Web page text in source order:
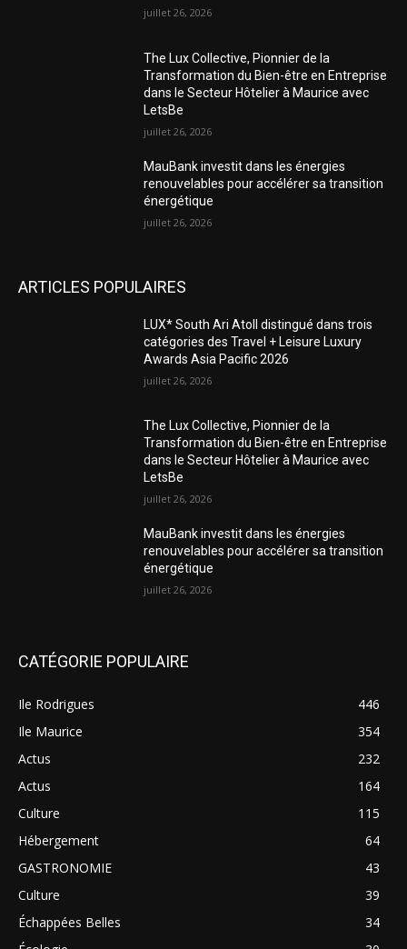
juillet 26, 2026
The Lux Collective, Pionnier de la
Transformation du Bien-être en Entreprise
dans le Secteur Hôtelier à Maurice avec
LetsBe
juillet 26, 2026
MauBank investit dans les énergies
renouvelables pour accélérer sa transition
énergétique
juillet 26, 2026
ARTICLES POPULAIRES
LUX* South Ari Atoll distingué dans trois
catégories des Travel + Leisure Luxury
Awards Asia Pacific 2026
juillet 26, 2026
The Lux Collective, Pionnier de la
Transformation du Bien-être en Entreprise
dans le Secteur Hôtelier à Maurice avec
LetsBe
juillet 26, 2026
MauBank investit dans les énergies
renouvelables pour accélérer sa transition
énergétique
juillet 26, 2026
CATÉGORIE POPULAIRE
Ile Rodrigues
446
Ile Maurice
354
Actus
232
Actus
164
Culture
115
Hébergement
64
GASTRONOMIE
43
Culture
39
Échappées Belles
34